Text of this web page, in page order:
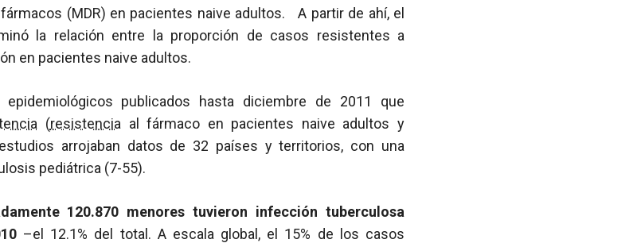
(MDR) en pacientes naive adultos. A partir de ahí, el
la relación entre la proporción de casos resistentes a
en pacientes naive adultos.
publicados hasta diciembre de 2011 que
(resistencia al fármaco en pacientes naive adultos y
arrojaban datos de 32 países y territorios, con una
pediátrica (7-55).
120.870 menores tuvieron infección tuberculosa
–el 12.1% del total. A escala global, el 15% de los casos